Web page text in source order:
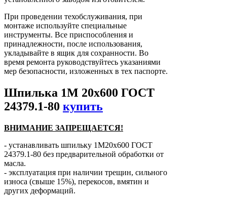
При проведении техобслуживания, при
монтаже используйте специальные
инструменты. Все приспособления и
принадлежности, после использования,
укладывайте в ящик для сохранности. Во
время ремонта руководствуйтесь указаниями
мер безопасности, изложенных в тех паспорте.
Шпилька 1М 20х600 ГОСТ
24379.1-80 купить
ВНИМАНИЕ ЗАПРЕЩАЕТСЯ!
- устанавливать шпильку 1М20х600 ГОСТ
24379.1-80 без предварительной обработки от
масла.
- эксплуатация при наличии трещин, сильного
износа (свыше 15%), перекосов, вмятин и
других деформаций.